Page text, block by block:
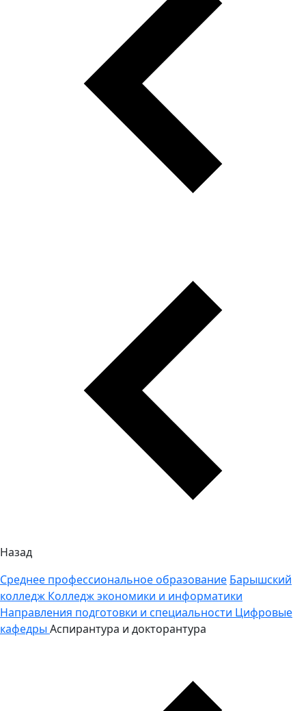
Назад
Среднее профессиональное образование Барышский
колледж Колледж экономики и информатики
Направления подготовки и специальности Цифровые
кафедры Аспирантура и докторантура